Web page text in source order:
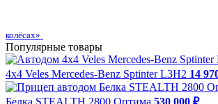
колёсах»
Популярные товары
4х4 Veles Mercedes-Benz Sptinter L3H2 14
Белка STEALTH 2800 Оптима 530 000 ₽